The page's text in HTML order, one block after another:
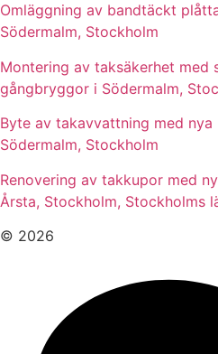
Omläggning av bandtäckt
Södermalm, Stockholm
Montering av taksäkerhet med
gångbryggor i Södermalm,
Byte av takavvattning med
Södermalm, Stockholm
Renovering av takkupor med
Årsta, Stockholm, Stockholms
© 2026